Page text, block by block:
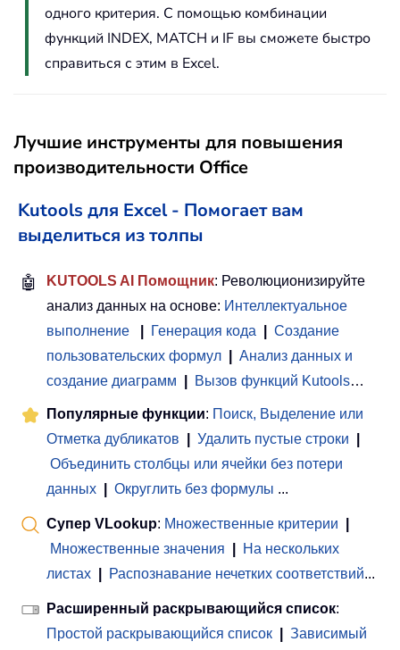
одного критерия. С помощью комбинации
функций INDEX, MATCH и IF вы сможете быстро
справиться с этим в Excel.
Лучшие инструменты для повышения
производительности Office
Kutools для Excel - Помогает вам
выделиться из толпы
🤖 KUTOOLS AI Помощник: Революционизируйте
анализ данных на основе: Интеллектуальное
выполнение
Генерация кода
Создание
пользовательских формул
Анализ данных и
создание диаграмм
Вызов функций Kutools…
Популярные функции: Поиск, Выделение или
Отметка дубликатов
Удалить пустые строки
Объединить столбцы или ячейки без потери
данных
Округлить без формулы ...
Супер VLookup: Множественные критерии
Множественные значения
На нескольких
листах
Распознавание нечетких соответствий...
Расширенный раскрывающийся список:
Простой раскрывающийся список
Зависимый